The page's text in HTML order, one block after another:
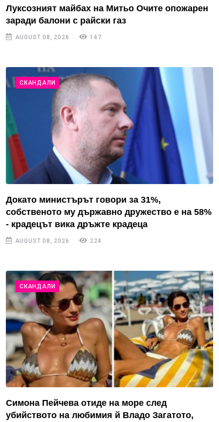
Луксозният майбах на Митьо Очите опожарен
заради балони с райски газ
AUGUST 08, 2026 147
СКАНДАЛИ
Докато министърът говори за 31%,
собственото му държавно дружество е на 58%
- крадецът вика дръжте крадеца
AUGUST 08, 2026 224
СКАНДАЛИ
Симона Пейчева отиде на море след
убийството на любимия й Владо Загатото,